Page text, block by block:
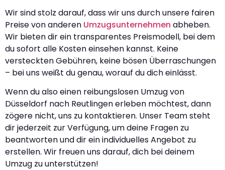
Wir sind stolz darauf, dass wir uns durch unsere fairen
Preise von anderen Umzugsunternehmen abheben.
Wir bieten dir ein transparentes Preismodell, bei dem
du sofort alle Kosten einsehen kannst. Keine
versteckten Gebühren, keine bösen Überraschungen
– bei uns weißt du genau, worauf du dich einlässt.
Wenn du also einen reibungslosen Umzug von
Düsseldorf nach Reutlingen erleben möchtest, dann
zögere nicht, uns zu kontaktieren. Unser Team steht
dir jederzeit zur Verfügung, um deine Fragen zu
beantworten und dir ein individuelles Angebot zu
erstellen. Wir freuen uns darauf, dich bei deinem
Umzug zu unterstützen!